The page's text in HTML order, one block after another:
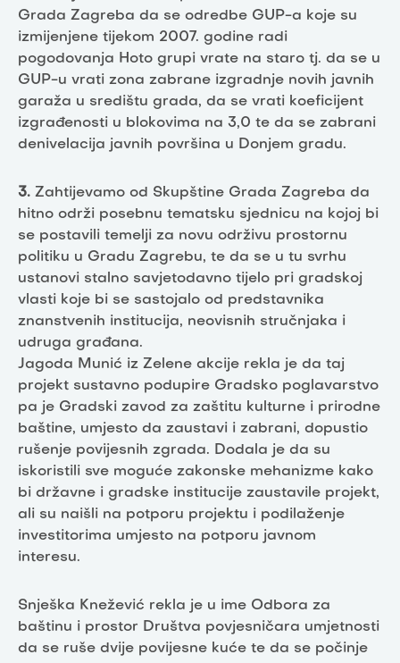
Grada Zagreba da se odredbe GUP-a koje su
izmijenjene tijekom 2007. godine radi
pogodovanja Hoto grupi vrate na staro tj. da se u
GUP-u vrati zona zabrane izgradnje novih javnih
garaža u središtu grada, da se vrati koeficijent
izgrađenosti u blokovima na 3,0 te da se zabrani
denivelacija javnih površina u Donjem gradu.
3. Zahtijevamo od Skupštine Grada Zagreba da
hitno održi posebnu tematsku sjednicu na kojoj bi
se postavili temelji za novu održivu prostornu
politiku u Gradu Zagrebu, te da se u tu svrhu
ustanovi stalno savjetodavno tijelo pri gradskoj
vlasti koje bi se sastojalo od predstavnika
znanstvenih institucija, neovisnih stručnjaka i
udruga građana.
Jagoda Munić iz Zelene akcije rekla je da taj
projekt sustavno podupire Gradsko poglavarstvo
pa je Gradski zavod za zaštitu kulturne i prirodne
baštine, umjesto da zaustavi i zabrani, dopustio
rušenje povijesnih zgrada. Dodala je da su
iskoristili sve moguće zakonske mehanizme kako
bi državne i gradske institucije zaustavile projekt,
ali su naišli na potporu projektu i podilaženje
investitorima umjesto na potporu javnom
interesu.
Snješka Knežević rekla je u ime Odbora za
baštinu i prostor Društva povjesničara umjetnosti
da se ruše dvije povijesne kuće te da se počinje